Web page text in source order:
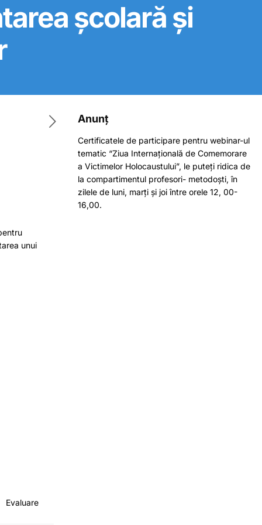
școlară și
unui
Evaluare
Anunț
Certificatele de participare pentru webinar-ul
tematic “Ziua Internațională de Comemorare
a Victimelor Holocaustului”, le puteți ridica de
la compartimentul profesori- metodoști, în
zilele de luni, marți și joi între orele 12, 00-
16,00.